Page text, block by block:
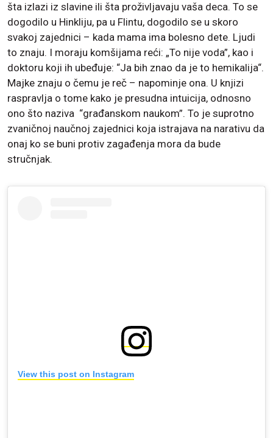
šta izlazi iz slavine ili šta proživljavaju vaša deca. To se
dogodilo u Hinkliju, pa u Flintu, dogodilo se u skoro
svakoj zajednici – kada mama ima bolesno dete. Ljudi
to znaju. I moraju komšijama reći: „To nije voda”, kao i
doktoru koji ih ubeđuje: “Ja bih znao da je to hemikalija“.
Majke znaju o čemu je reč – napominje ona. U knjizi
raspravlja o tome kako je presudna intuicija, odnosno
ono što naziva “građanskom naukom”. To je suprotno
zvaničnoj naučnoj zajednici koja istrajava na narativu da
onaj ko se buni protiv zagađenja mora da bude
stručnjak.
View this post on Instagram